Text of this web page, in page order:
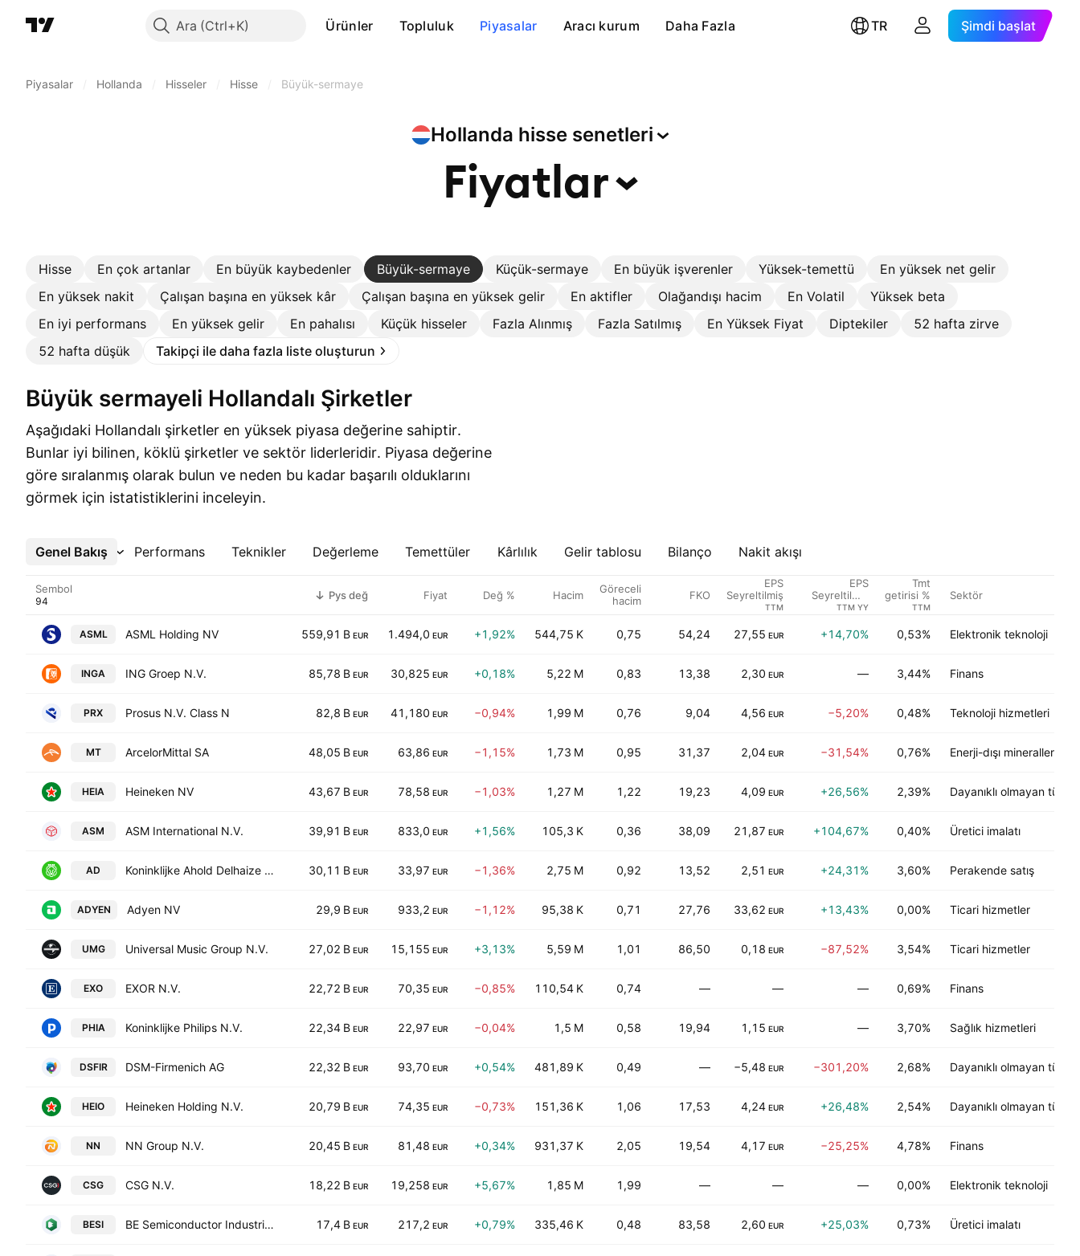
Ara Ürünler Topluluk Piyasalar Aracı kurum Daha Fazla TR Şimdi başlat
Piyasalar Hollanda Hisseler Hisse Büyük-sermaye
Hollanda hisse senetleri
Fiyatlar
Hisse En çok artanlar En büyük kaybedenler Büyük-sermaye Küçük-sermaye En büyük işverenler Yüksek-temettü
En yüksek net gelir
En yüksek nakit
Çalışan başına en yüksek kâr Çalışan başına en yüksek gelir En aktifler Olağandışı hacim En Volatil
Yüksek beta
En iyi performans
En yüksek gelir En pahalısı Küçük hisseler Fazla Alınmış Fazla Satılmış En Yüksek Fiyat Diptekiler
52 hafta zirve
52 hafta düşük
Takipçi ile daha fazla liste oluşturun
Büyük sermayeli Hollandalı Şirketler
Aşağıdaki Hollandalı şirketler en yüksek piyasa değerine sahiptir.
Bunlar iyi bilinen, köklü şirketler ve sektör liderleridir. Piyasa değerine
göre sıralanmış olarak bulun ve neden bu kadar başarılı olduklarını
görmek için istatistiklerini inceleyin.
Genel Bakış Performans Teknikler Değerleme Temettüler Kârlılık Gelir tablosu Bilanço Nakit akışı
Daha Fazla
Sembol Pys değ Fiyat Değ % Hacim
Göreceli
hacim
FKO
EPS
Seyreltilmiş
TTM
EPS
Seyreltilmiş
Büyüme
TTM YY
Tmt
getirisi %
TTM
Sektör
ASML ASML Holding NV 559,91 B EUR 1.494,0 EUR +1,92% 544,75 K 0,75 54,24 27,55 EUR +14,70% 0,53% Elektronik teknoloji
INGA ING Groep N.V. 85,78 B EUR 30,825 EUR +0,18% 5,22 M 0,83 13,38 2,30 EUR — 3,44% Finans
PRX Prosus N.V. Class N 82,8 B EUR 41,180 EUR −0,94% 1,99 M 0,76 9,04 4,56 EUR −5,20% 0,48% Teknoloji hizmetleri
MT ArcelorMittal SA 48,05 B EUR 63,86 EUR −1,15% 1,73 M 0,95 31,37 2,04 EUR −31,54% 0,76% Enerji-dışı mineraller
HEIA Heineken NV 43,67 B EUR 78,58 EUR −1,03% 1,27 M 1,22 19,23 4,09 EUR +26,56% 2,39% Dayanıklı olmayan
ASM ASM International N.V. 39,91 B EUR 833,0 EUR +1,56% 105,3 K 0,36 38,09 21,87 EUR +104,67% 0,40% Üretici imalatı
AD Koninklijke Ahold Delhaize N.V. 30,11 B EUR 33,97 EUR −1,36% 2,75 M 0,92 13,52 2,51 EUR +24,31% 3,60% Perakende satış
ADYEN Adyen NV 29,9 B EUR 933,2 EUR −1,12% 95,38 K 0,71 27,76 33,62 EUR +13,43% 0,00% Ticari hizmetler
UMG Universal Music Group N.V. 27,02 B EUR 15,155 EUR +3,13% 5,59 M 1,01 86,50 0,18 EUR −87,52% 3,54% Ticari hizmetler
EXO EXOR N.V. 22,72 B EUR 70,35 EUR −0,85% 110,54 K 0,74 — — — 0,69% Finans
PHIA Koninklijke Philips N.V. 22,34 B EUR 22,97 EUR −0,04% 1,5 M 0,58 19,94 1,15 EUR — 3,70% Sağlık hizmetleri
DSFIR DSM-Firmenich AG 22,32 B EUR 93,70 EUR +0,54% 481,89 K 0,49 — −5,48 EUR −301,20% 2,68% Dayanıklı olmayan
HEIO Heineken Holding N.V. 20,79 B EUR 74,35 EUR −0,73% 151,36 K 1,06 17,53 4,24 EUR +26,48% 2,54% Dayanıklı olmayan
NN NN Group N.V. 20,45 B EUR 81,48 EUR +0,34% 931,37 K 2,05 19,54 4,17 EUR −25,25% 4,78% Finans
CSG CSG N.V. 18,22 B EUR 19,258 EUR +5,67% 1,85 M 1,99 — — — 0,00% Elektronik teknoloji
BESI BE Semiconductor Industries N.V. 17,4 B EUR 217,2 EUR +0,79% 335,46 K 0,48 83,58 2,60 EUR +25,03% 0,73% Üretici imalatı